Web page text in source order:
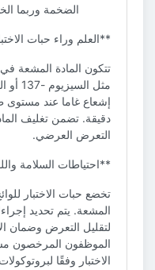
الضخمة وربما
**العلم وراء حبات
تتكون المادة المشعة في
إشعاع غاما عند مستوى
دقيقة. تضمن تغليف
التعرض العرضي.
**احتياطات السلامة
تخضع حبات الاختبار
المشعة. يتم تحديد
لتقليل التعرض وضمان
الموظفون المرخصون
الاختبار وفقًا